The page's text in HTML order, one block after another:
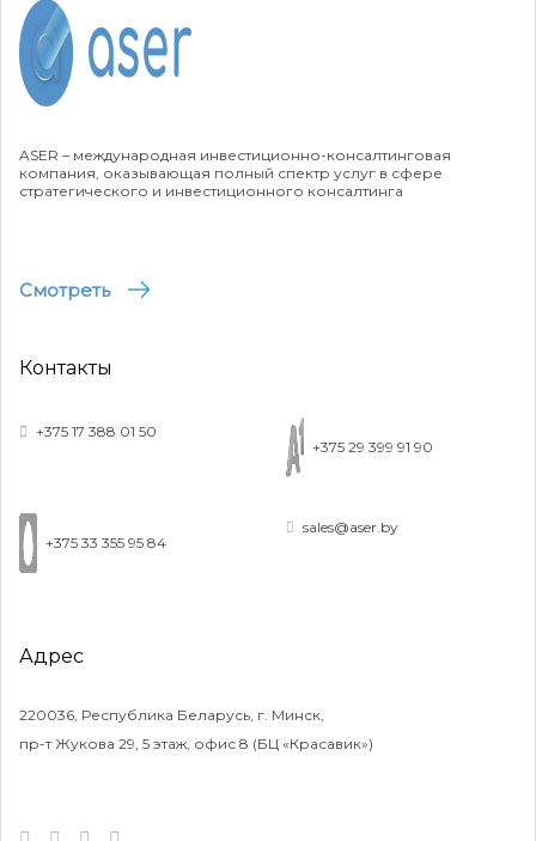
ASER – международная инвестиционно-консалтинговая
компания, оказывающая полный спектр услуг в сфере
стратегического и инвестиционного консалтинга
Смотреть
Контакты
+375 17 388 01 50
+375 29 399 91 90
+375 33 355 95 84
sales@aser.by
Адрес
220036, Республика Беларусь, г. Минск,
пр-т Жукова 29, 5 этаж, офис 8 (БЦ «Красавик»)